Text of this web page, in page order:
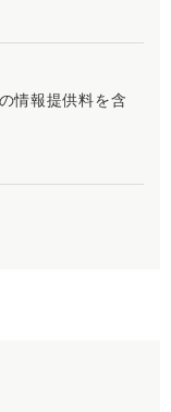
情報提供料を含